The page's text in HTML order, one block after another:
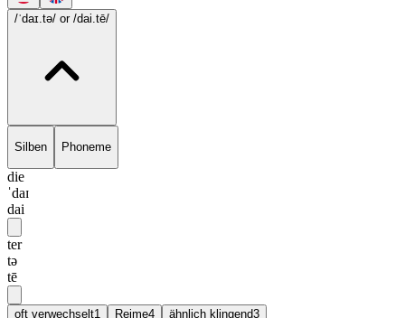
/ˈdaɪ.tə/ or /dai.tē/
Silben Phoneme
die
ˈdaɪ
dai
ter
tə
tē
oft verwechselt1 Reime4 ähnlich klingend3